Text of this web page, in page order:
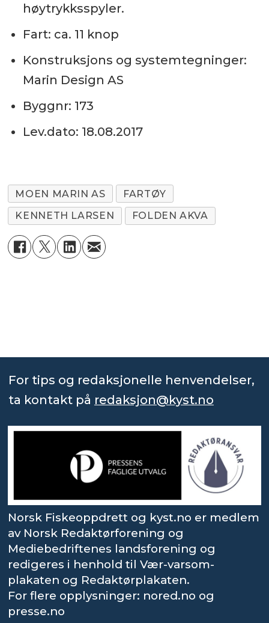
høytrykksspyler.
Fart: ca. 11 knop
Konstruksjons og systemtegninger:
Marin Design AS
Byggnr: 173
Lev.dato: 18.08.2017
MOEN MARIN AS
FARTØY
KENNETH LARSEN
FOLDEN AKVA
For tips og redaksjonelle henvendelser,
ta kontakt på redaksjon@kyst.no
Norsk Fiskeoppdrett og kyst.no er medlem
av Norsk Redaktørforening og
Mediebedriftenes landsforening og
redigeres i henhold til Vær-varsom-
plakaten og Redaktørplakaten.
For flere opplysninger: nored.no og
presse.no